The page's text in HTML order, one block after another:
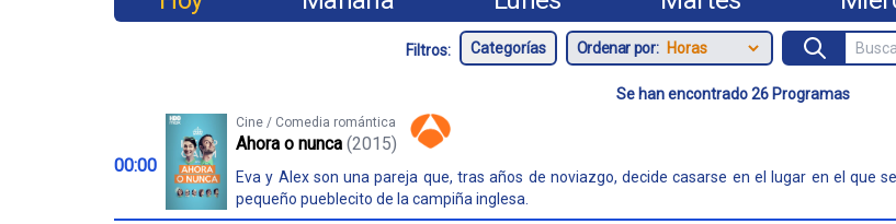
Filtros: Ordenar por:
Se han encontrado 26 Programas
00:00
Cine / Comedia romántica
Ahora o nunca (2015)
Eva y Alex son una pareja que, tras años de noviazgo, decide casarse en el lugar en el que
pequeño pueblecito de la campiña inglesa.